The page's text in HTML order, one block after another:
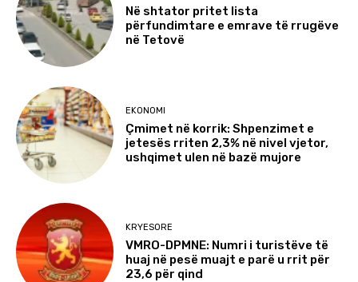
Në shtator pritet lista
përfundimtare e emrave të rrugëve
në Tetovë
EKONOMI
Çmimet në korrik: Shpenzimet e
jetesës rriten 2,3% në nivel vjetor,
ushqimet ulen në bazë mujore
KRYESORE
VMRO-DPMNE: Numri i turistëve të
huaj në pesë muajt e parë u rrit për
23,6 për qind